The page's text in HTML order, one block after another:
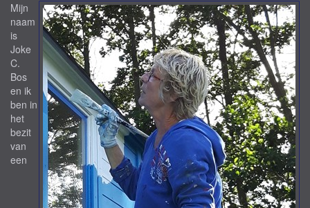
Mijn
naam
is
Joke
C.
Bos
en ik
ben in
het
bezit
van
een